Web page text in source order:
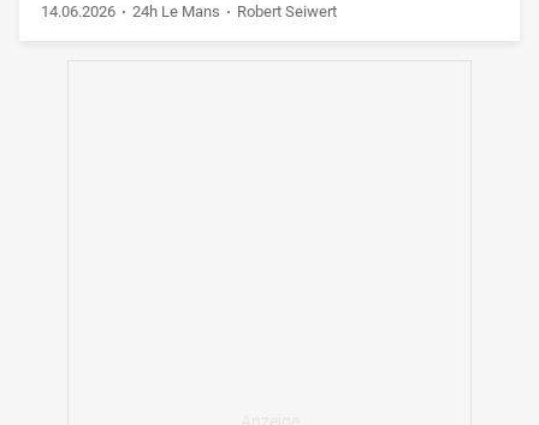
14.06.2026 24h Le Mans Robert Seiwert